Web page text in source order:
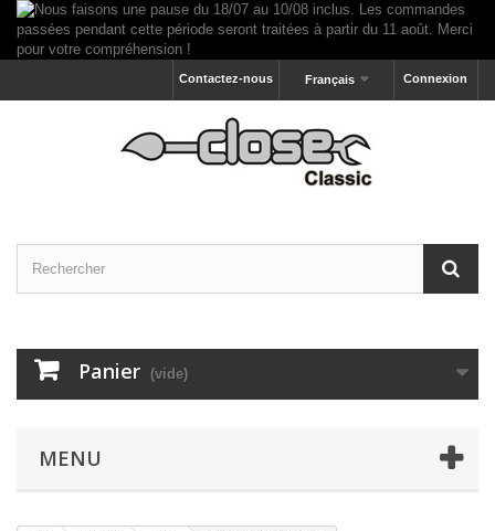
Connexion
Français
Contactez-nous
Panier (vide)
MENU